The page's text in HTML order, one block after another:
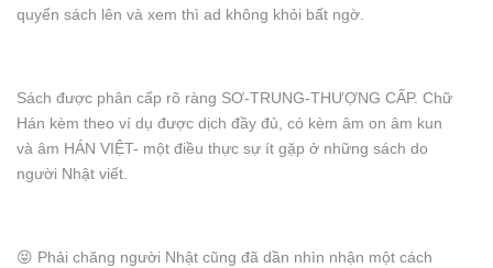
quyển sách lên và xem thì ad không khỏi bất ngờ.
Sách được phân cấp rõ ràng SƠ-TRUNG-THƯỢNG CẤP. Chữ
Hán kèm theo ví dụ được dịch đầy đủ, có kèm âm on âm kun
và âm HÁN VIỆT- một điều thực sự ít gặp ở những sách do
người Nhật viết.
😝 Phải chăng người Nhật cũng đã dần nhìn nhận một cách